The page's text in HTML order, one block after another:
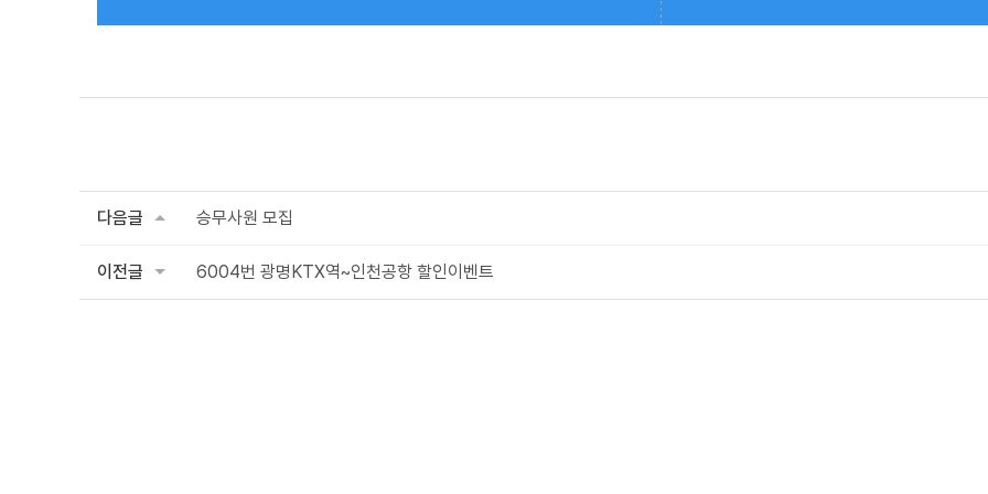
다음글 승무사원 모집
이전글 6004번 광명KTX역~인천공항 할인이벤트